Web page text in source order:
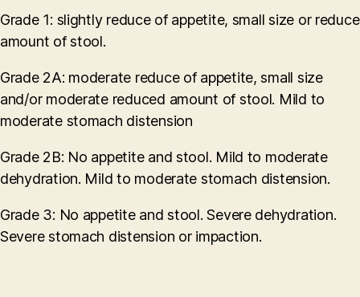
Grade 1: slightly reduce of appetite, small size or reduce
amount of stool.
Grade 2A: moderate reduce of appetite, small size
and/or moderate reduced amount of stool. Mild to
moderate stomach distension
Grade 2B: No appetite and stool. Mild to moderate
dehydration. Mild to moderate stomach distension.
Grade 3: No appetite and stool. Severe dehydration.
Severe stomach distension or impaction.